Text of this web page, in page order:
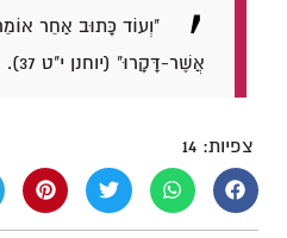
"וְעוֹד כָּתוּב אַחֵר
אֲשֶׁר-דָּקָרוּ" (יוחנן י"ט 37).
צפיות: 14